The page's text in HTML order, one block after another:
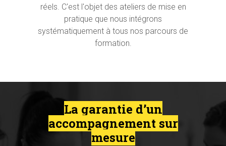
réels. C'est l'objet des ateliers de mise en
pratique que nous intégrons
systématiquement à tous nos parcours de
formation.
La garantie d’un
accompagnement sur
mesure